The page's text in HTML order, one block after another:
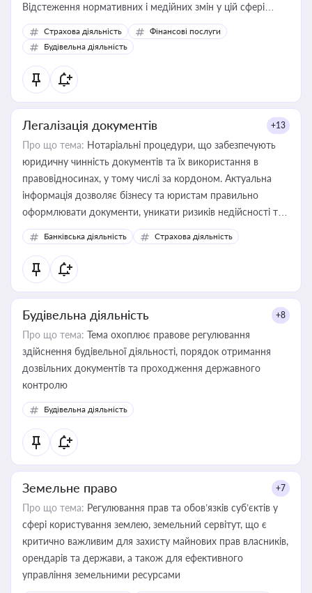
Відстеження нормативних і медійних змін у цій сфері
корисне для власника бізнесу, керівника, юриста або
бухгалтера під час оподаткування, приватизації, оренди
державного майна, корпоративних угод і перевірки
статусу суб'єктів оціночної діяльності
Страхова діяльність
Фінансові послуги
Будівельна діяльність
Легалізація документів +13
Про що тема: Нотаріальні процедури, що забезпечують
юридичну чинність документів та їх використання в
правовідносинах, у тому числі за кордоном. Актуальна
інформація дозволяє бізнесу та юристам правильно
оформлювати документи, уникати ризиків недійсності та
забезпечувати їх належне прийняття органами влади та
контрагентами
Банківська діяльність Страхова діяльність
Будівельна діяльність +8
Про що тема: Тема охоплює правове регулювання
здійснення будівельної діяльності, порядок отримання
дозвільних документів та проходження державного
контролю
Будівельна діяльність
Земельне право +7
Про що тема: Регулювання прав та обов’язків суб’єктів у
сфері користування землею, земельний сервітут, що є
критично важливим для захисту майнових прав власників,
орендарів та держави, а також для ефективного
управління земельними ресурсами